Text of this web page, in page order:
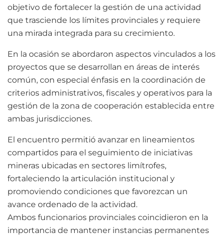
objetivo de fortalecer la gestión de una actividad
que trasciende los límites provinciales y requiere
una mirada integrada para su crecimiento.
En la ocasión se abordaron aspectos vinculados a los
proyectos que se desarrollan en áreas de interés
común, con especial énfasis en la coordinación de
criterios administrativos, fiscales y operativos para la
gestión de la zona de cooperación establecida entre
ambas jurisdicciones.
El encuentro permitió avanzar en lineamientos
compartidos para el seguimiento de iniciativas
mineras ubicadas en sectores limítrofes,
fortaleciendo la articulación institucional y
promoviendo condiciones que favorezcan un
avance ordenado de la actividad.
Ambos funcionarios provinciales coincidieron en la
importancia de mantener instancias permanentes